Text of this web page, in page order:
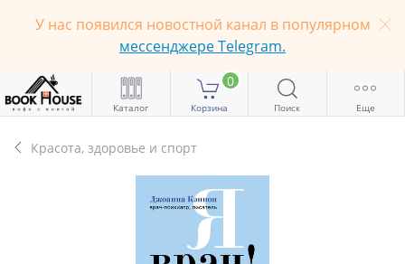
У нас появился новостной канал в популярном
мессенджере Telegram.
Каталог
0
Корзина Поиск Еще
Красота, здоровье и спорт